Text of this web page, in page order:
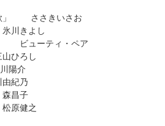
歌」 ささきいさお
川きよし
ビューティ・ペア
ひろし
陽介
紀乃
昌子
原健之